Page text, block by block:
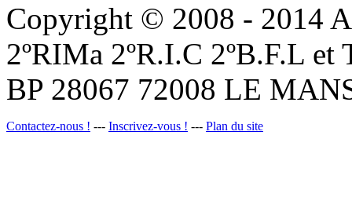
Copyright © 2008 - 2014
2ºRIMa 2ºR.I.C 2ºB.F.L
BP 28067 72008 LE
Contactez-nous ! --- Inscrivez-vous ! --- Plan du site